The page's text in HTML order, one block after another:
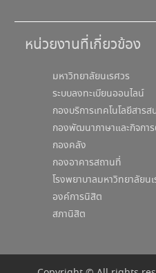
หน่วยงานที่เกี่ยวข้อง
มหาวิทยาลัยนเรศวร
ระบบลงทะเบียนออนไลน์
กองบริการเทคโนโลยีสาร
กองพัฒนาภาษาและกิจการ
กองคลัง
กองอาคารสถานที่
โรงพยาบาลมหาวิทยาลัยน
องค์การนิสิต
สภานิสิต